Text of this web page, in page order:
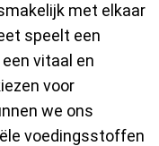
met elkaar
speelt een
vitaal en
voor
we ons
voedingsstoffen